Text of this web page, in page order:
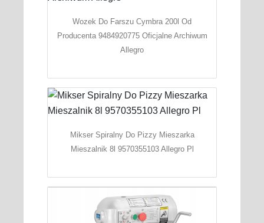
Wozek Do Farszu Cymbra 200l Od
Producenta 9484920775 Oficjalne Archiwum
Allegro
Mikser Spiralny Do Pizzy Mieszarka
Mieszalnik 8l 9570355103 Allegro Pl